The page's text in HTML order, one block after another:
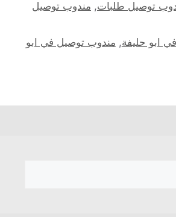
توصيل طلبات, مندوب توصيل
ابو حليفة, مندوب توصيل في ابو